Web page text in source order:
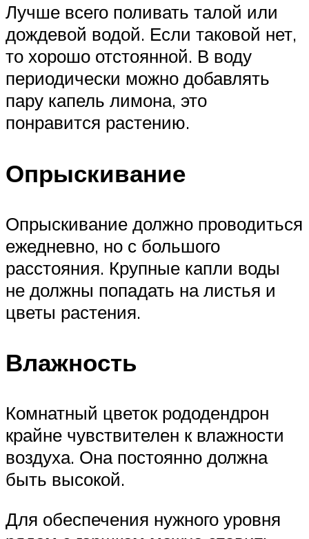
Лучше всего поливать талой или
дождевой водой. Если таковой нет,
то хорошо отстоянной. В воду
периодически можно добавлять
пару капель лимона, это
понравится растению.
Опрыскивание
Опрыскивание должно проводиться
ежедневно, но с большого
расстояния. Крупные капли воды
не должны попадать на листья и
цветы растения.
Влажность
Комнатный цветок рододендрон
крайне чувствителен к влажности
воздуха. Она постоянно должна
быть высокой.
Для обеспечения нужного уровня